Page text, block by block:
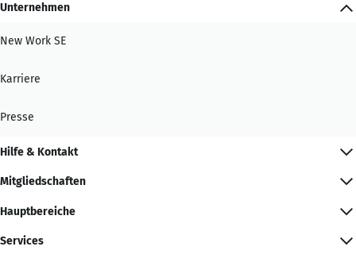
Unternehmen
New Work SE
Karriere
Presse
Hilfe & Kontakt
Mitgliedschaften
Hauptbereiche
Services